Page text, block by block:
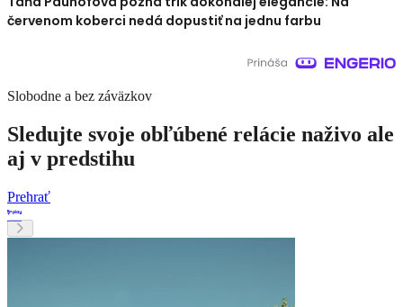
červenom koberci nedá dopustiť na jednu farbu
Slobodne a bez záväzkov
Sledujte svoje obľúbené relácie naživo ale
aj v predstihu
Prehrať